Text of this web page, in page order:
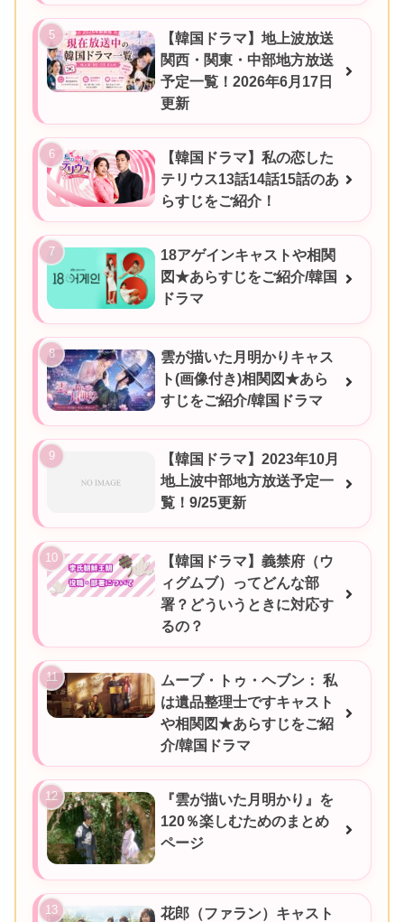
【韓国ドラマ】地上波放送
関西・関東・中部地方放送
予定一覧！2026年6月17日
更新
【韓国ドラマ】私の恋した
テリウス13話14話15話のあ
らすじをご紹介！
18アゲインキャストや相関
図★あらすじをご紹介/韓国
ドラマ
雲が描いた月明かりキャス
ト(画像付き)相関図★あら
すじをご紹介/韓国ドラマ
【韓国ドラマ】2023年10月
地上波中部地方放送予定一
覧！9/25更新
【韓国ドラマ】義禁府（ウ
ィグムブ）ってどんな部
署？どういうときに対応す
るの？
ムーブ・トゥ・ヘブン： 私
は遺品整理士ですキャスト
や相関図★あらすじをご紹
介/韓国ドラマ
『雲が描いた月明かり』を
120％楽しむためのまとめ
ページ
花郎（ファラン）キャスト